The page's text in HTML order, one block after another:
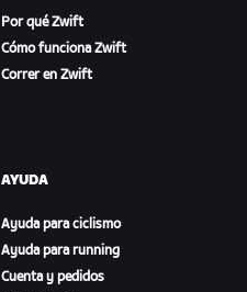
Por qué Zwift
Cómo funciona Zwift
Correr en Zwift
AYUDA
Ayuda para ciclismo
Ayuda para running
Cuenta y pedidos